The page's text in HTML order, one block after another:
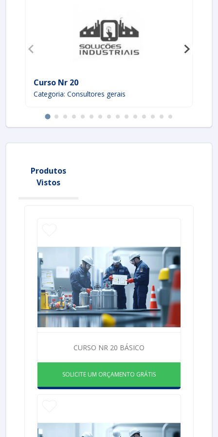
Curso Nr 20
Categoria: Consultores gerais
Produtos
Vistos
CURSO NR 20 BÁSICO
SOLICITE UM ORÇAMENTO GRÁTIS